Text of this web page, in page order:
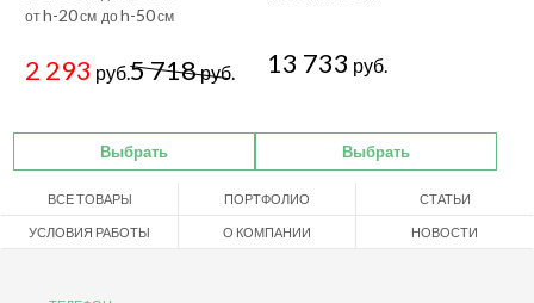
отh-20см доh-50см
2 293 руб.5 718руб.
Выбрать
13 733 руб.
Выбрать
ВСЕ ТОВАРЫ ПОРТФОЛИО СТАТЬИ
УСЛОВИЯ РАБОТЫ О КОМПАНИИ НОВОСТИ